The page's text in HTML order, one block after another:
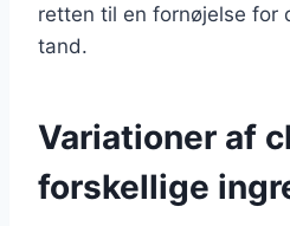
retten til en fornøjelse for
tand.
Variationer af
forskellige